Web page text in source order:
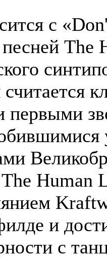
с
The
считается
первыми
Human
и
с